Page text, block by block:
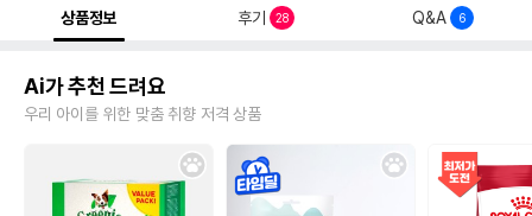
상품정보 후기 28 Q&A 6
Ai가 추천 드려요
우리 아이를 위한 맞춤 취향 저격 상품